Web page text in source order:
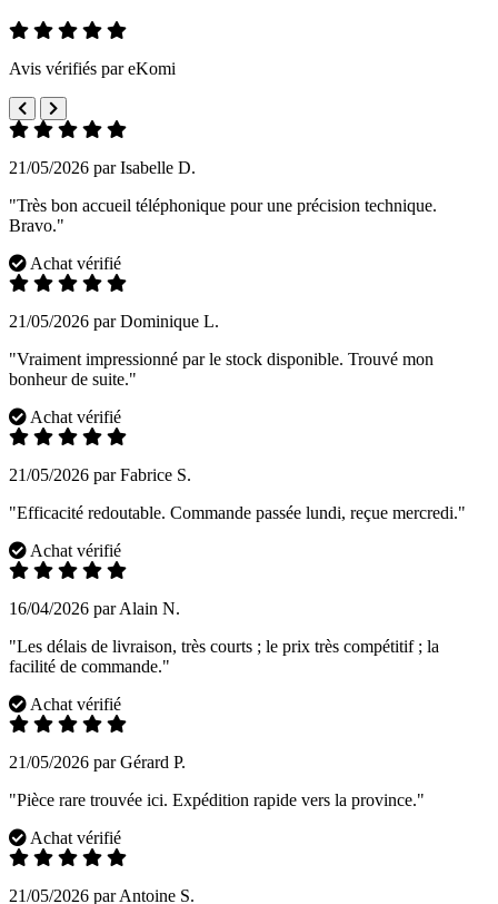
Avis vérifiés par eKomi
21/05/2026 par Isabelle D.
"Très bon accueil téléphonique pour une précision technique.
Bravo."
Achat vérifié
21/05/2026 par Dominique L.
"Vraiment impressionné par le stock disponible. Trouvé mon
bonheur de suite."
Achat vérifié
21/05/2026 par Fabrice S.
"Efficacité redoutable. Commande passée lundi, reçue mercredi."
Achat vérifié
16/04/2026 par Alain N.
"Les délais de livraison, très courts ; le prix très compétitif ; la
facilité de commande."
Achat vérifié
21/05/2026 par Gérard P.
"Pièce rare trouvée ici. Expédition rapide vers la province."
Achat vérifié
21/05/2026 par Antoine S.